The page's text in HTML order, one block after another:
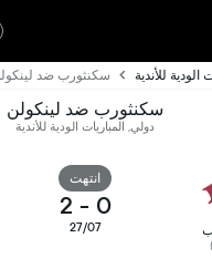
الودية للأندية سكنثورب ضد
سكنثورب ضد لينكولن
دولي, المباريات الودية للأندية
انتهت
0
-
2
27/07